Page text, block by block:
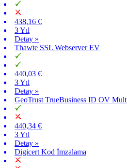
438,16 €
3 Yıl
Detay »
Thawte SSL Webserver EV
440,03 €
3 Yıl
Detay »
GeoTrust TrueBusiness ID OV
440,34 €
3 Yıl
Detay »
Digicert Kod İmzalama